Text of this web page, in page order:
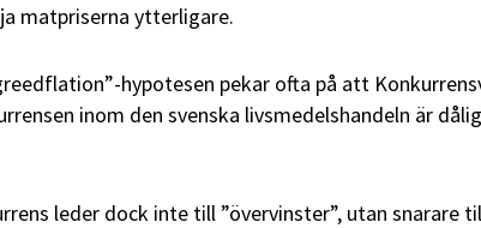
matpriserna ytterligare.
hypotesen pekar ofta på att
inom den svenska livsmedelshandeln är
leder dock inte till ”övervinster”, utan snarare